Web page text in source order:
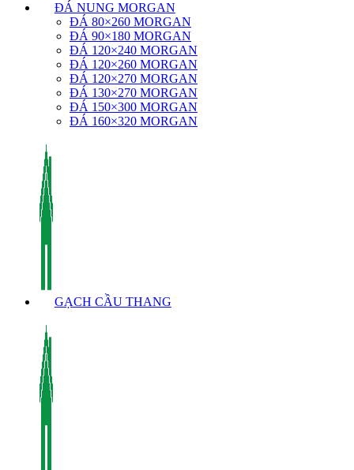
ĐÁ NUNG MORGAN
ĐÁ 80×260 MORGAN
ĐÁ 90×180 MORGAN
ĐÁ 120×240 MORGAN
ĐÁ 120×260 MORGAN
ĐÁ 120×270 MORGAN
ĐÁ 130×270 MORGAN
ĐÁ 150×300 MORGAN
ĐÁ 160×320 MORGAN
GẠCH CẦU THANG